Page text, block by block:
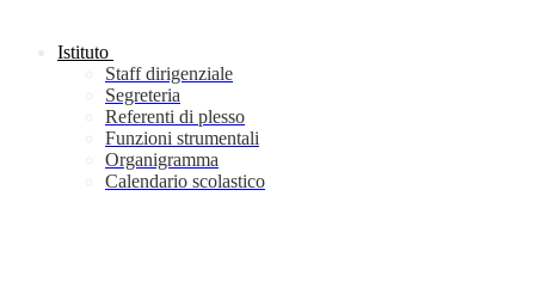
Istituto
Staff dirigenziale
Segreteria
Referenti di plesso
Funzioni strumentali
Organigramma
Calendario scolastico